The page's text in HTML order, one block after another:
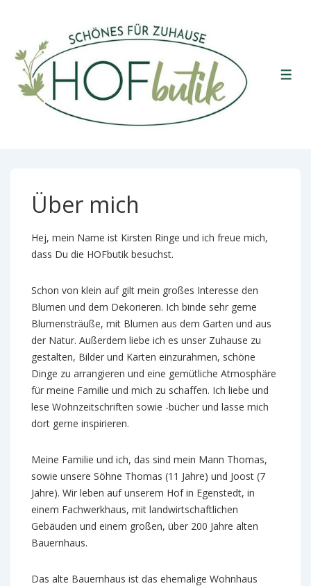
Über mich
Hej, mein Name ist Kirsten Ringe und ich freue mich,
dass Du die HOFbutik besuchst.
Schon von klein auf gilt mein großes Interesse den
Blumen und dem Dekorieren. Ich binde sehr gerne
Blumensträuße, mit Blumen aus dem Garten und aus
der Natur. Außerdem liebe ich es unser Zuhause zu
gestalten, Bilder und Karten einzurahmen, schöne
Dinge zu arrangieren und eine gemütliche Atmosphäre
für meine Familie und mich zu schaffen. Ich liebe und
lese Wohnzeitschriften sowie -bücher und lasse mich
dort gerne inspirieren.
Meine Familie und ich, das sind mein Mann Thomas,
sowie unsere Söhne Thomas (11 Jahre) und Joost (7
Jahre). Wir leben auf unserem Hof in Egenstedt, in
einem Fachwerkhaus, mit landwirtschaftlichen
Gebäuden und einem großen, über 200 Jahre alten
Bauernhaus.
Das alte Bauernhaus ist das ehemalige Wohnhaus